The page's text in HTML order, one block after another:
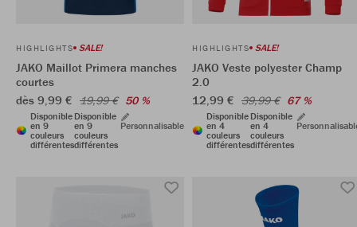
HIGHLIGHTS SALE!
JAKO Maillot Primera manches
courtes
dès 9,99 € 19,99 € 50 %
Disponible
en 9
couleurs
différentes
Disponible
en 9
couleurs
différentes
Personnalisable
HIGHLIGHTS SALE!
JAKO Veste polyester Champ
2.0
12,99 € 39,99 € 67 %
Disponible
en 4
couleurs
différentes
Disponible
en 4
couleurs
différentes